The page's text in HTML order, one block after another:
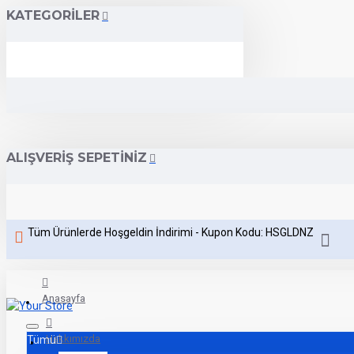
KATEGORILER
ALIŞVERIŞ SEPETINIZ
Tüm Ürünlerde Hoşgeldin İndirimi - Kupon Kodu: HSGLDNZ
Anasayfa
Hakkımızda
Tümü